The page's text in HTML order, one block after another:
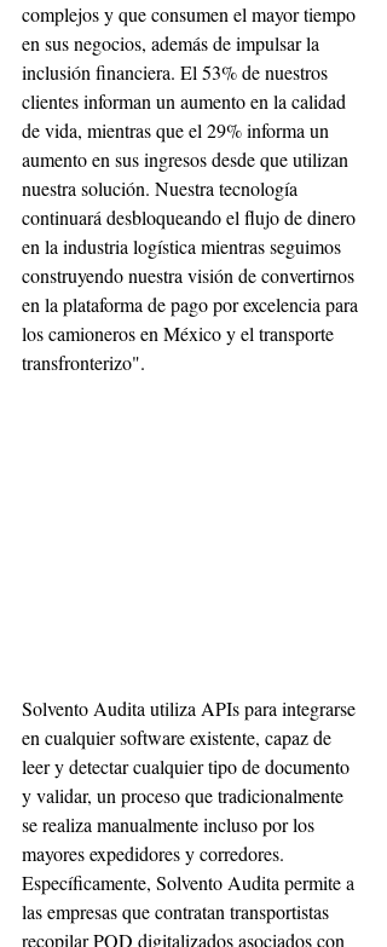
complejos y que consumen el mayor tiempo
en sus negocios, además de impulsar la
inclusión financiera. El 53% de nuestros
clientes informan un aumento en la calidad
de vida, mientras que el 29% informa un
aumento en sus ingresos desde que utilizan
nuestra solución. Nuestra tecnología
continuará desbloqueando el flujo de dinero
en la industria logística mientras seguimos
construyendo nuestra visión de convertirnos
en la plataforma de pago por excelencia para
los camioneros en México y el transporte
transfronterizo".
Solvento Audita utiliza APIs para integrarse
en cualquier software existente, capaz de
leer y detectar cualquier tipo de documento
y validar, un proceso que tradicionalmente
se realiza manualmente incluso por los
mayores expedidores y corredores.
Específicamente, Solvento Audita permite a
las empresas que contratan transportistas
recopilar POD digitalizados asociados con